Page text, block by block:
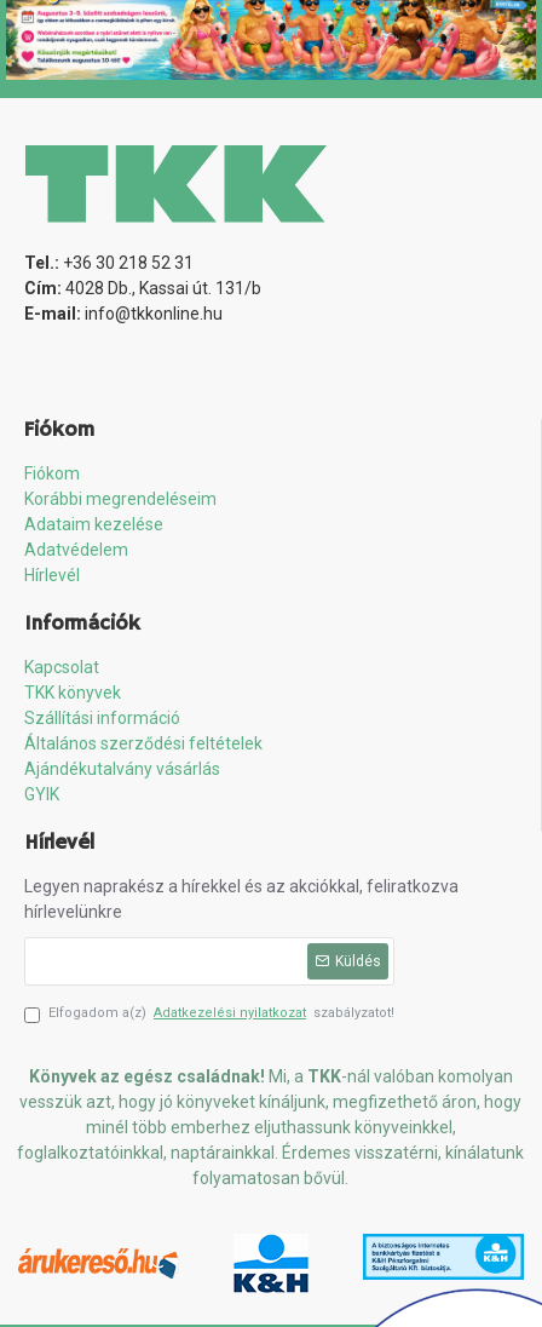
Tel.: +36 30 218 52 31
Cím: 4028 Db., Kassai út. 131/b
E-mail: info@tkkonline.hu
Fiókom
Fiókom
Korábbi megrendeléseim
Adataim kezelése
Adatvédelem
Hírlevél
Információk
Kapcsolat
TKK könyvek
Szállítási információ
Általános szerződési feltételek
Ajándékutalvány vásárlás
GYIK
Hírlevél
Legyen naprakész a hírekkel és az akciókkal, feliratkozva
hírlevelünkre
Küldés
Elfogadom a(z) Adatkezelési nyilatkozat szabályzatot!
Könyvek az egész családnak! Mi, a TKK-nál valóban komolyan
vesszük azt, hogy jó könyveket kínáljunk, megfizethető áron, hogy
minél több emberhez eljuthassunk könyveinkkel,
foglalkoztatóinkkal, naptárainkkal. Érdemes visszatérni, kínálatunk
folyamatosan bővül.